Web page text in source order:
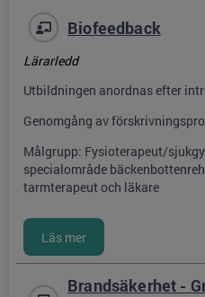
Biofeedback
Lärarledd
Utbildningen anordnas efter
Genomgång av
Målgrupp: Fysioterapeut/
specialområde
tarmterapeut och läkare
Brandsäkerhet -